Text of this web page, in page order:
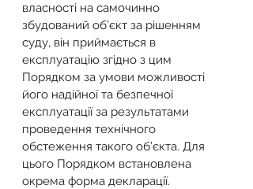
власності на самочинно
збудований об’єкт за рішенням
суду, він приймається в
експлуатацію згідно з цим
Порядком за умови можливості
його надійної та безпечної
експлуатації за результатами
проведення технічного
обстеження такого об’єкта. Для
цього Порядком встановлена
окрема форма декларації.